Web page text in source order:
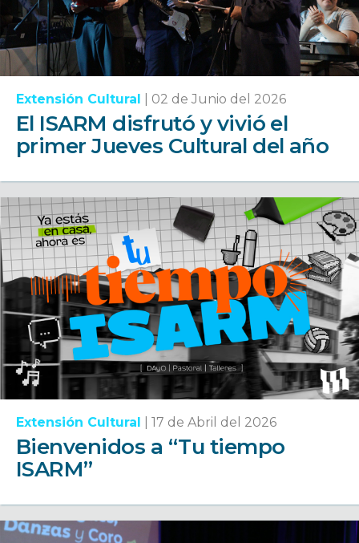
Extensión Cultural 02 de Junio del 2026
El ISARM disfrutó y vivió el
primer Jueves Cultural del año
Extensión Cultural 17 de Abril del 2026
Bienvenidos a “Tu tiempo
ISARM”